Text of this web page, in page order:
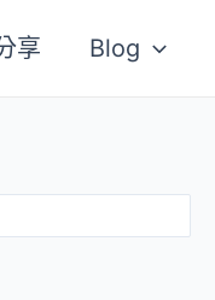
享 Blog